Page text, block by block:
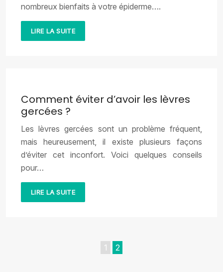
nombreux bienfaits à votre épiderme….
LIRE LA SUITE
Comment éviter d’avoir les lèvres
gercées ?
Les lèvres gercées sont un problème fréquent,
mais heureusement, il existe plusieurs façons
d’éviter cet inconfort. Voici quelques conseils
pour…
LIRE LA SUITE
1 2